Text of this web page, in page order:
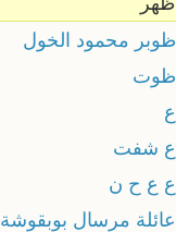
ظوبر محمود الخول
ظوت
ع
ع شفت
ع ع ح ن
عائلة مرسال بوبقوشة